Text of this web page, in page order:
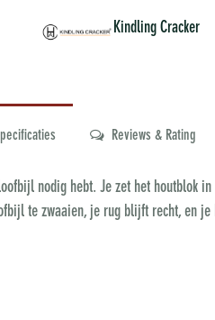
Kindling Cracker
Reviews & Rating
nodig hebt. Je zet het houtblok
te zwaaien, je rug blijft recht, en